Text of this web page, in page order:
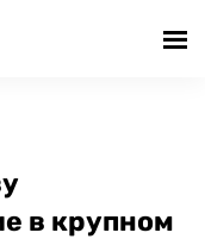
в крупном